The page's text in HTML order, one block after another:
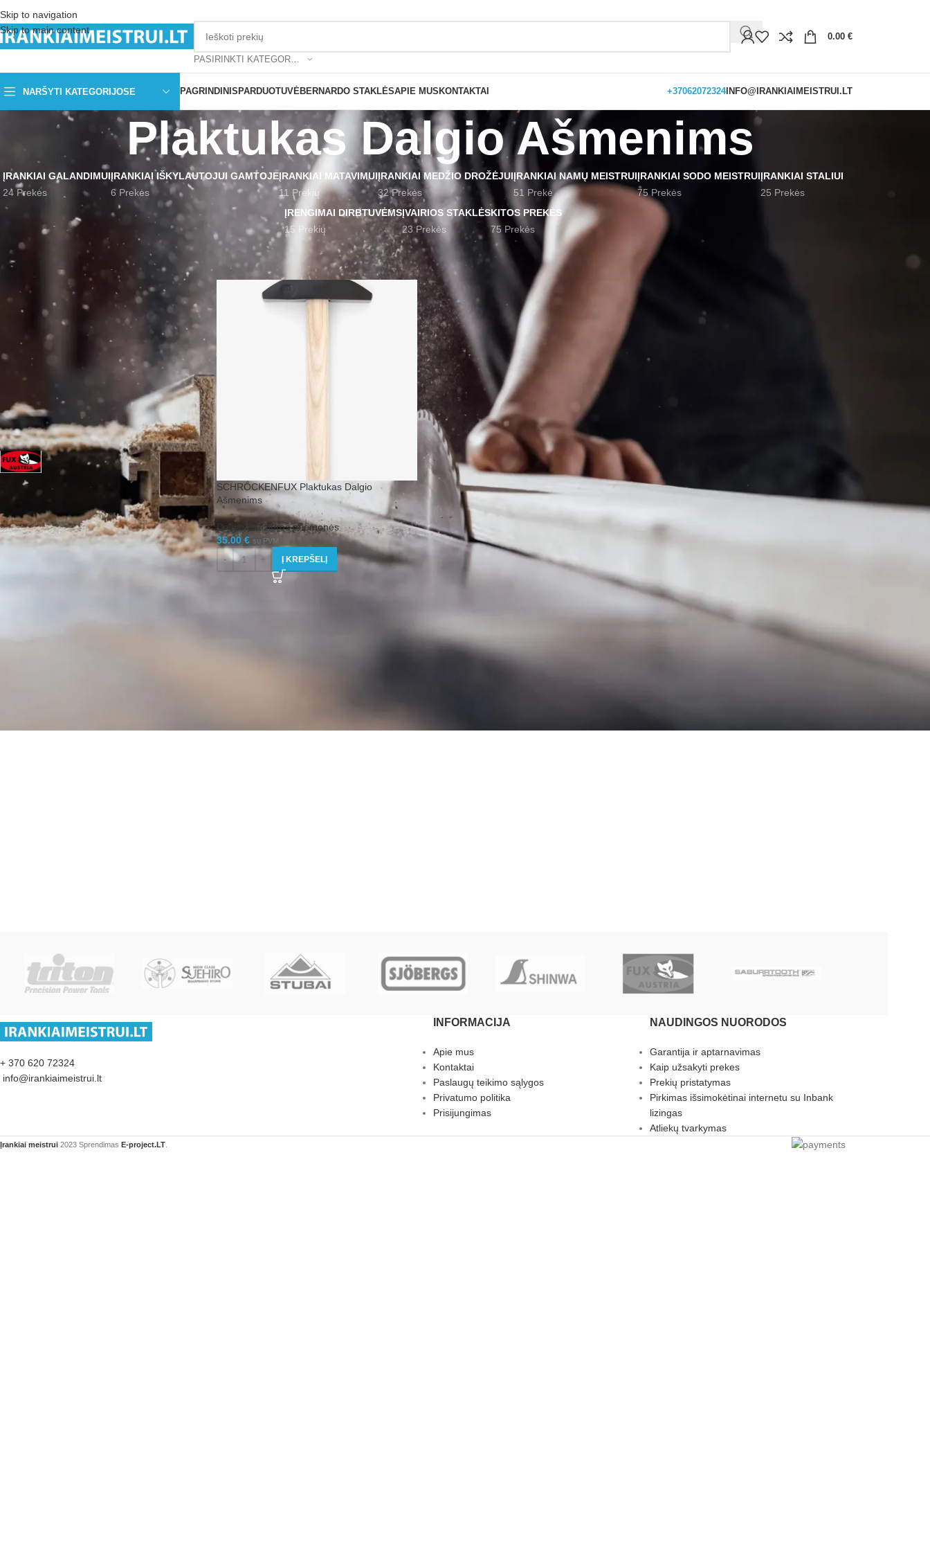
Skip to navigation
Skip to main content
0.00 €
NARŠYTI KATEGORIJOSE PAGRINDINIS PARDUOTUVĖBERNARDO STAKLĖSAPIE MUS KONTAKTAI +37062072324INFO@IRANKIAIMEISTRUI.LT
Plaktukas Dalgio Ašmenims
ĮRANKIAI GALANDIMUI
24 Prekės
ĮRANKIAI IŠKYLAUTOJUI GAMTOJE
6 Prekės
ĮRANKIAI MATAVIMUI
11 Prekių
ĮRANKIAI MEDŽIO DROŽĖJUI
32 Prekės
ĮRANKIAI NAMŲ MEISTRUI
51 Prekė
ĮRANKIAI SODO MEISTRUI
75 Prekės
ĮRANKIAI STALIUI
25 Prekės
ĮRENGIMAI DIRBTUVĖMS
15 Prekių
ĮVAIRIOS STAKLĖS
23 Prekės
KITOS PREKĖS
75 Prekės
FILTRUOTI PAGAL KAINĄ
FILTRUOTI
FILTRUOTI PAGAL GAMINTOJĄ
SCHRÖCKENFUX
GERIAUSIAI ĮVERTINTOS PREKĖS
SILVERLINE Grandininis raktas
Pradžia Produktai su žymomis “Plaktukas Dalgio Ašmenims” Rodyti 24
SCHRÖCKENFUX Plaktukas Dalgio
Ašmenims
Dalgių priežiūros priemonės
35.00 € su PVM
Į KREPŠELĮ
+ 370 620 72324
info@irankiaimeistrui.lt
INFORMACIJA
Apie mus
Kontaktai
Paslaugų teikimo sąlygos
Privatumo politika
Prisijungimas
NAUDINGOS NUORODOS
Garantija ir aptarnavimas
Kaip užsakyti prekes
Prekių pristatymas
Pirkimas išsimokėtinai internetu su Inbank
lizingas
Atliekų tvarkymas
Įrankiai meistrui 2023 Sprendimas E-project.LT